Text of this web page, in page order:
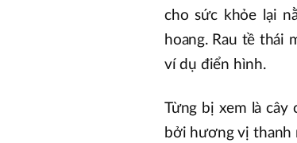
cho sức khỏe lại
hoang. Rau tề thái
ví dụ điển hình.
Từng bị xem là cây
bởi hương vị thanh